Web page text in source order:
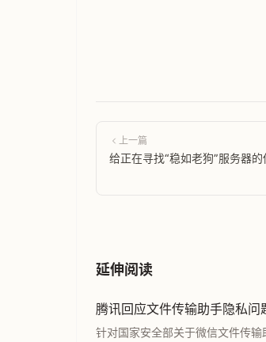
上一篇
给正在寻找“稳如老狗”服务器
延伸阅读
腾讯回应文件传输助手隐私
针对国家安全部关于微信文件传